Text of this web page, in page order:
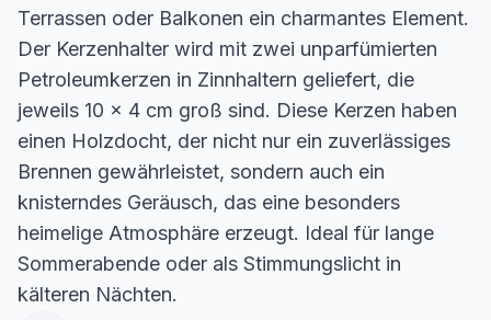
Terrassen oder Balkonen ein charmantes Element.
Der Kerzenhalter wird mit zwei unparfümierten
Petroleumkerzen in Zinnhaltern geliefert, die
jeweils 10 x 4 cm groß sind. Diese Kerzen haben
einen Holzdocht, der nicht nur ein zuverlässiges
Brennen gewährleistet, sondern auch ein
knisterndes Geräusch, das eine besonders
heimelige Atmosphäre erzeugt. Ideal für lange
Sommerabende oder als Stimmungslicht in
kälteren Nächten.